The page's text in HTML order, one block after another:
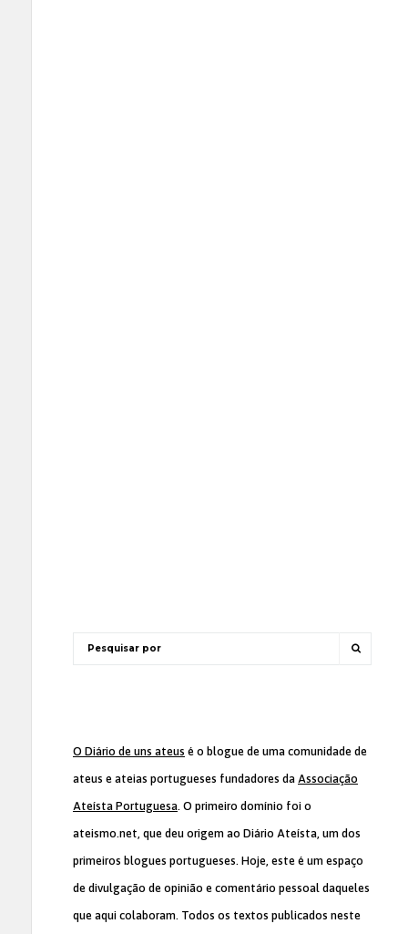
O Diário de uns ateus é o blogue de uma comunidade de
ateus e ateias portugueses fundadores da Associação
Ateísta Portuguesa. O primeiro domínio foi o
ateismo.net, que deu origem ao Diário Ateísta, um dos
primeiros blogues portugueses. Hoje, este é um espaço
de divulgação de opinião e comentário pessoal daqueles
que aqui colaboram. Todos os textos publicados neste